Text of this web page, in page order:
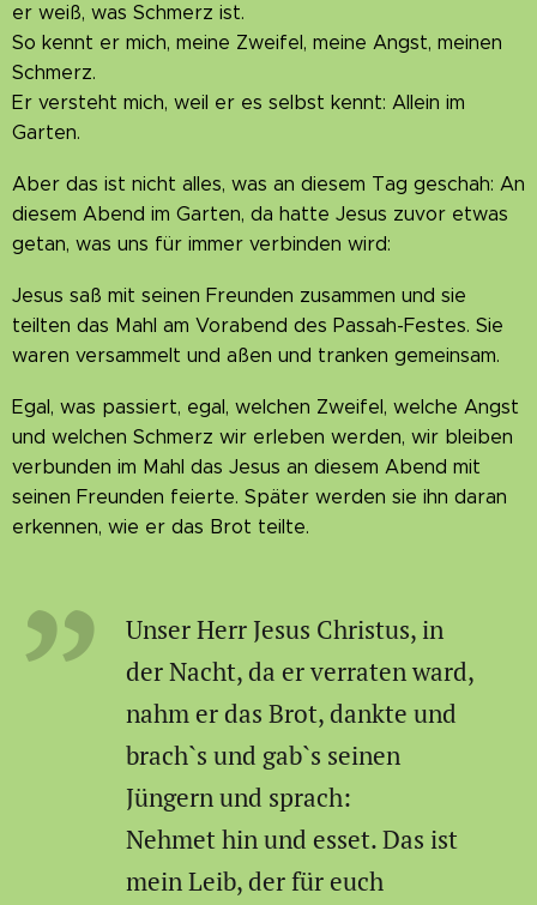
er weiß, was Schmerz ist.
So kennt er mich, meine Zweifel, meine Angst, meinen
Schmerz.
Er versteht mich, weil er es selbst kennt: Allein im
Garten.
Aber das ist nicht alles, was an diesem Tag geschah: An
diesem Abend im Garten, da hatte Jesus zuvor etwas
getan, was uns für immer verbinden wird:
Jesus saß mit seinen Freunden zusammen und sie
teilten das Mahl am Vorabend des Passah-Festes. Sie
waren versammelt und aßen und tranken gemeinsam.
Egal, was passiert, egal, welchen Zweifel, welche Angst
und welchen Schmerz wir erleben werden, wir bleiben
verbunden im Mahl das Jesus an diesem Abend mit
seinen Freunden feierte. Später werden sie ihn daran
erkennen, wie er das Brot teilte.
Unser Herr Jesus Christus, in
der Nacht, da er verraten ward,
nahm er das Brot, dankte und
brach`s und gab`s seinen
Jüngern und sprach:
Nehmet hin und esset. Das ist
mein Leib, der für euch